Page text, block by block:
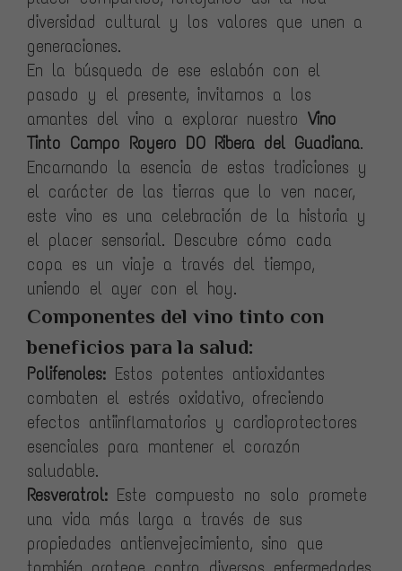
diversidad cultural y los valores que unen a
generaciones.
En la búsqueda de ese eslabón con el
pasado y el presente, invitamos a los
amantes del vino a explorar nuestro Vino
Tinto Campo Royero DO Ribera del Guadiana.
Encarnando la esencia de estas tradiciones y
el carácter de las tierras que lo ven nacer,
este vino es una celebración de la historia y
el placer sensorial. Descubre cómo cada
copa es un viaje a través del tiempo,
uniendo el ayer con el hoy.
Componentes del vino tinto con
beneficios para la salud:
Polifenoles: Estos potentes antioxidantes
combaten el estrés oxidativo, ofreciendo
efectos antiinflamatorios y cardioprotectores
esenciales para mantener el corazón
saludable.
Resveratrol: Este compuesto no solo promete
una vida más larga a través de sus
propiedades antienvejecimiento, sino que